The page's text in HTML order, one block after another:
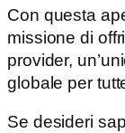
Con questa
missione di
provider,
globale per
Se desideri